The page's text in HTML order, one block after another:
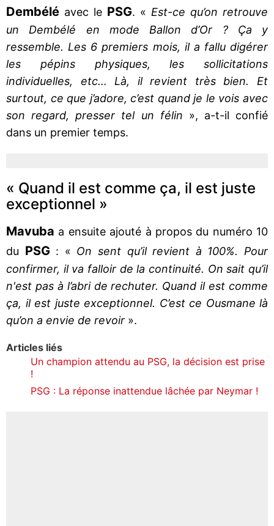
Dembélé avec le PSG. « Est-ce qu’on retrouve
un Dembélé en mode Ballon d’Or ? Ça y
ressemble. Les 6 premiers mois, il a fallu digérer
les pépins physiques, les sollicitations
individuelles, etc… Là, il revient très bien. Et
surtout, ce que j’adore, c’est quand je le vois avec
son regard, presser tel un félin », a-t-il confié
dans un premier temps.
« Quand il est comme ça, il est juste
exceptionnel »
Mavuba a ensuite ajouté à propos du numéro 10
du PSG: « On sent qu’il revient à 100%. Pour
confirmer, il va falloir de la continuité. On sait qu’il
n'est pas à l’abri de rechuter. Quand il est comme
ça, il est juste exceptionnel. C’est ce Ousmane là
qu’on a envie de revoir ».
Articles liés
Un champion attendu au PSG, la décision est prise
!
PSG : La réponse inattendue lâchée par Neymar !